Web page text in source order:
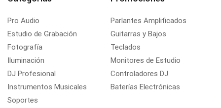
Pro Audio
Estudio de Grabación
Fotografía
Iluminación
DJ Profesional
Instrumentos Musicales
Soportes
Parlantes Amplificados
Guitarras y Bajos
Teclados
Monitores de Estudio
Controladores DJ
Baterías Electrónicas